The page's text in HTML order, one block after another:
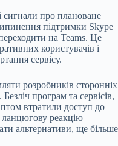
сигнали про плановане
підтримки Skype
на Teams. Це
користувачів і
сервісу.
розробників сторонніх
програм та сервісів,
втратили доступ до
ланцюгову реакцію —
альтернативи, ще більше